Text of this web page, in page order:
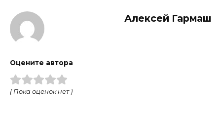
Алексей Гармаш
Оцените автора
( Пока оценок нет )